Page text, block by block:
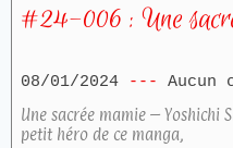
#24-006 : Une
08/01/2024
Aucun
Une sacrée mamie – Yoshichi
petit héro de ce manga,